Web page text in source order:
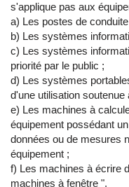
s'applique pas aux
a) Les postes de
b) Les systèmes
c) Les systèmes
priorité par le public ;
d) Les systèmes
d'une utilisation soutenue
e) Les machines à
équipement possédant
données ou de mesures
équipement ;
f) Les machines à écrire
machines à fenêtre ".